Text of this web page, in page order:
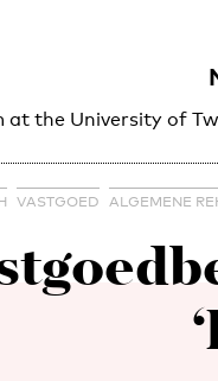
at the University of
VASTGOED ALGEMENE